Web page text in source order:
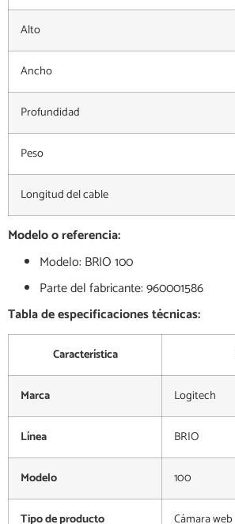
Alto
Ancho
Profundidad
Peso
Longitud del cable
Modelo o referencia:
Modelo: BRIO 100
Parte del fabricante: 960001586
Tabla de especificaciones técnicas:
Característica
Marca Logitech
Línea BRIO
Modelo 100
Tipo de producto Cámara web